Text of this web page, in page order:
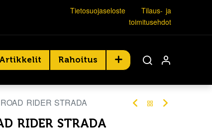
Tietosuojaseloste
Tilaus- ja
toimitusehdot
Artikkelit Rahoitus
RIDER STRADA
RIDER STRADA